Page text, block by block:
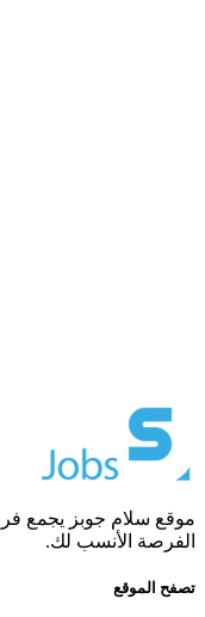
موقع سلام جوبز يجمع
الفرصة الأنسب لك.
تصفح الموقع